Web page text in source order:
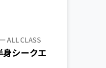
ALL CLASS
身シークエ